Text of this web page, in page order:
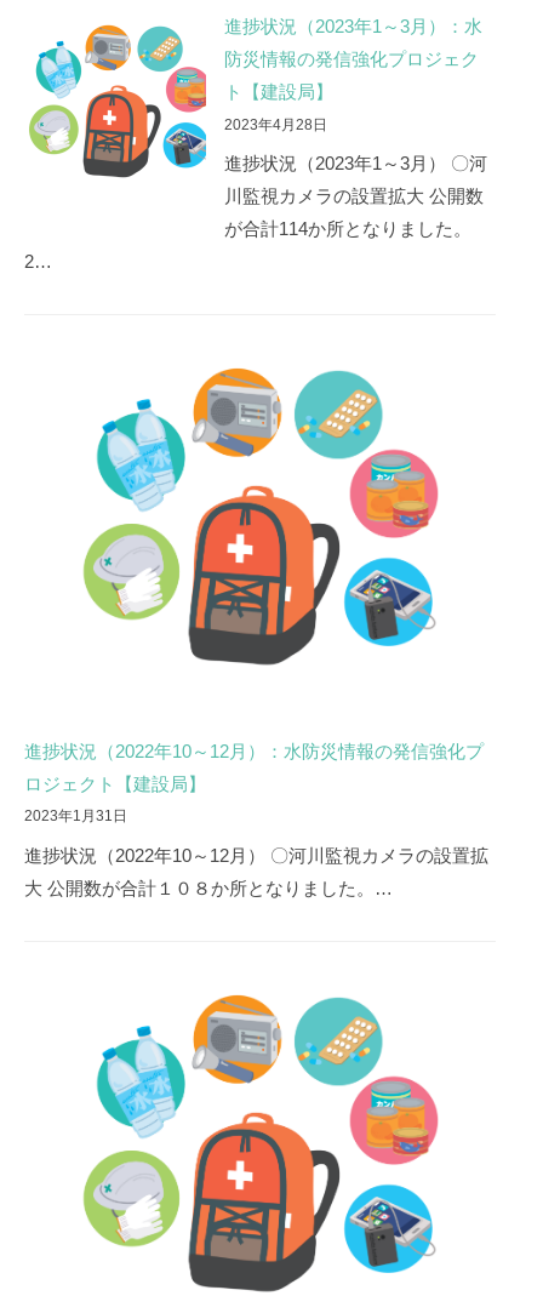
進捗状況（2023年1～3月）：水
防災情報の発信強化プロジェク
ト【建設局】
2023年4月28日
進捗状況（2023年1～3月） 〇河
川監視カメラの設置拡大 公開数
が合計114か所となりました。
2…
進捗状況（2022年10～12月）：水防災情報の発信強化プ
ロジェクト【建設局】
2023年1月31日
進捗状況（2022年10～12月） 〇河川監視カメラの設置拡
大 公開数が合計１０８か所となりました。…